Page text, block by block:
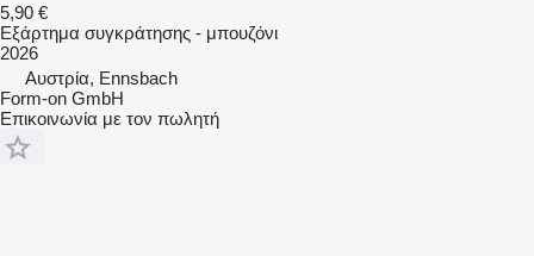
5,90 €
Εξάρτημα συγκράτησης - μπουζόνι
2026
Αυστρία, Ennsbach
Form-on GmbH
Επικοινωνία με τον πωλητή